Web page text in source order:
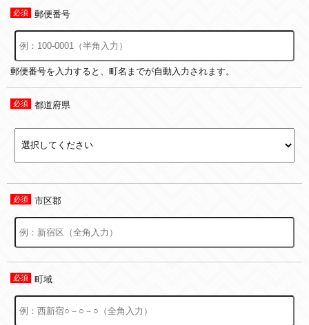
郵便番号
郵便番号を入力すると、町名までが自動入力されます。
都道府県
市区郡
町域